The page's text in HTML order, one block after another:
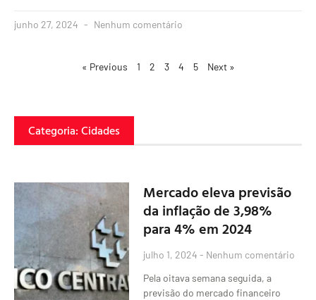
junho 27, 2024 Nenhum comentário
« Previous 1 2 3 4 5 Next »
Categoria: Cidades
Mercado eleva previsão
da inflação de 3,98%
para 4% em 2024
julho 1, 2024 Nenhum comentário
Pela oitava semana seguida, a
previsão do mercado financeiro